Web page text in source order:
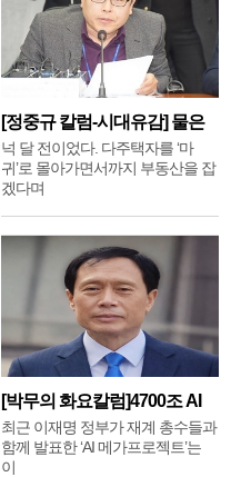
[정중규 칼럼-시대유감] 물은
배
넉 달 전이었다. 다주택자를 ‘마
귀’로 몰아가면서까지 부동산을 잡
겠다며
[박무의 화요칼럼]4700조 AI
메
최근 이재명 정부가 재계 총수들과
함께 발표한 ‘AI 메가프로젝트’는
이